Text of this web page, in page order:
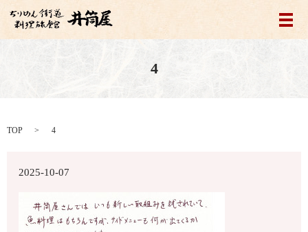
メ
4
TOP 4
2025-10-07